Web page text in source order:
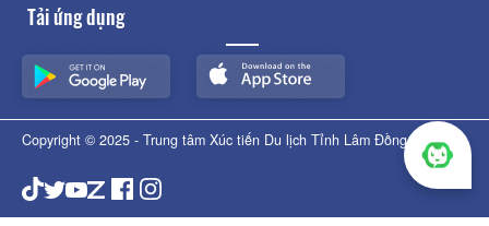
Tải ứng dụng
Copyright © 2025 - Trung tâm Xúc tiến Du lịch Tỉnh Lâm Đồng